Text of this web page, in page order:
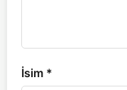
İsim *